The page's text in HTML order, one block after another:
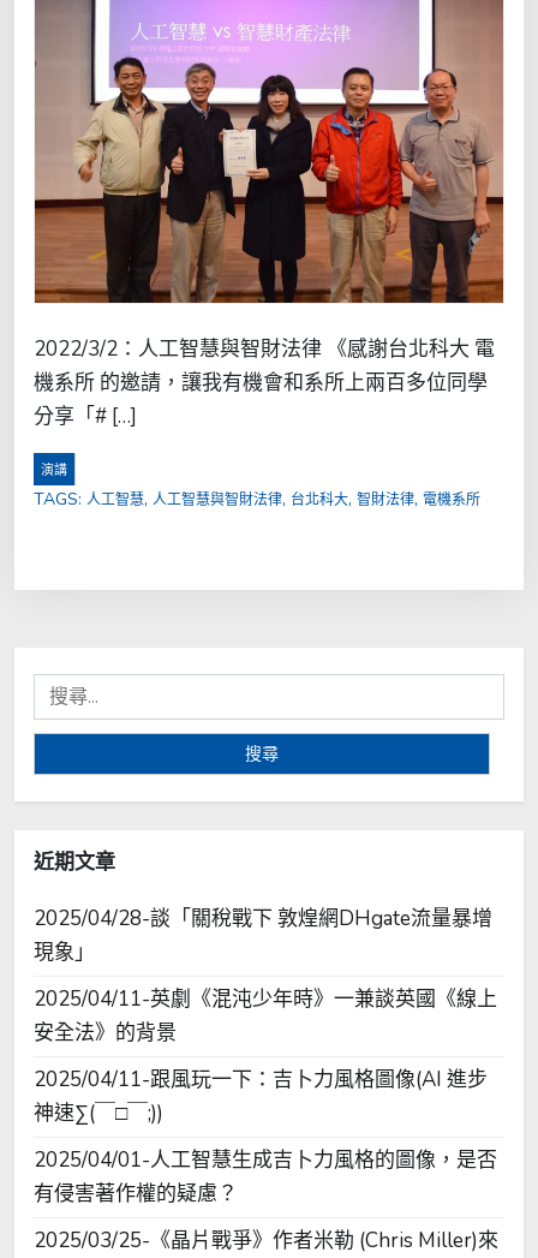
2022/3/2：人工智慧與智財法律 《感謝台北科大 電
機系所 的邀請，讓我有機會和系所上兩百多位同學
分享「# […]
演講
TAGS: 人工智慧, 人工智慧與智財法律, 台北科大, 智財法律, 電機系所
搜
尋
近期文章
2025/04/28-談「關稅戰下 敦煌網DHgate流量暴增
現象」
2025/04/11-英劇《混沌少年時》一兼談英國《線上
安全法》的背景
2025/04/11-跟風玩一下：吉卜力風格圖像(AI 進步
神速∑(￣□￣;))
2025/04/01-人工智慧生成吉卜力風格的圖像，是否
有侵害著作權的疑慮？
2025/03/25-《晶片戰爭》作者米勒 (Chris Miller)來